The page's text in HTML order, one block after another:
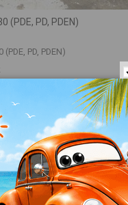
(PDE, PD, PDEN)
(PDE, PD, PDEN)
Ver